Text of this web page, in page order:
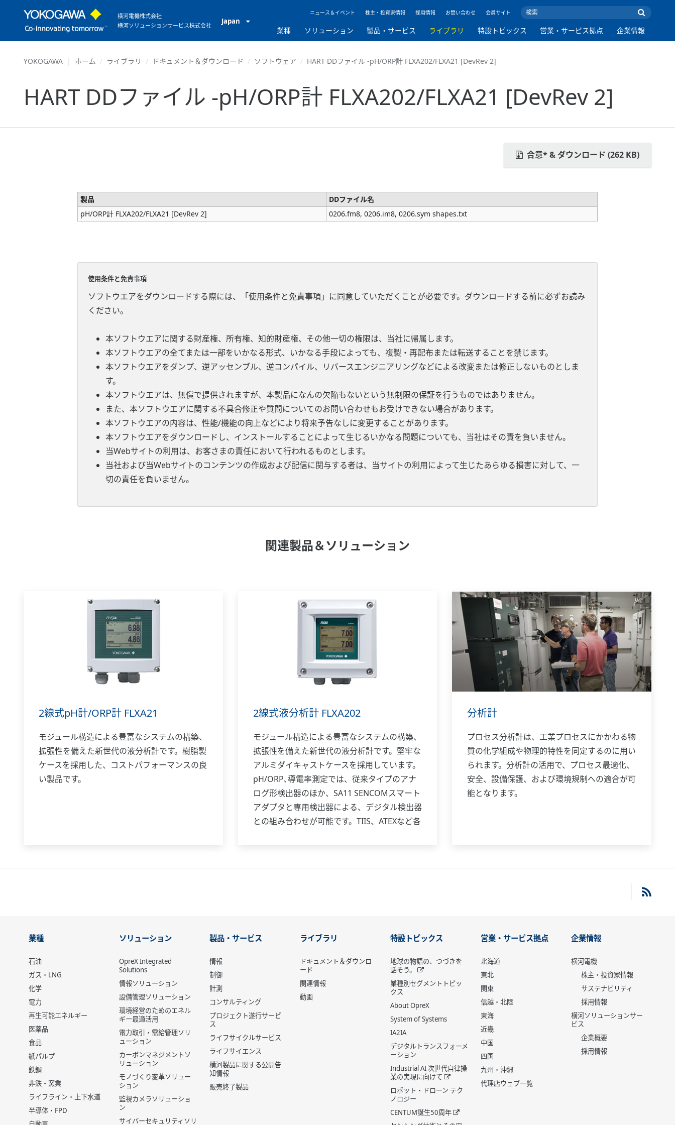
横河電機株式会社
横河ソリューションサービス株式会社
Japan
ニュース＆イベント 株主・投資家情報 採用情報 お問い合わせ 会員サイト
業種 ソリューション 製品・サービス ライブラリ 特設トピックス 営業・サービス拠点 企業情報
YOKOGAWA ホーム ライブラリ ドキュメント＆ダウンロード ソフトウェア HART DDファイル -pH/ORP計 FLXA202/FLXA21 [DevRev 2]
HART DDファイル -pH/ORP計 FLXA202/FLXA21 [DevRev 2]
合意* & ダウンロード (262 KB)
製品
DDファイル名
pH/ORP計 FLXA202/FLXA21 [DevRev 2]
0206.fm8, 0206.im8, 0206.sym shapes.txt
使用条件と免責事項
ソフトウエアをダウンロードする際には、「使用条件と免責事項」に同意していただくことが必要です。ダウンロードする前に必ずお読み
ください。
本ソフトウエアに関する財産権、所有権、知的財産権、その他一切の権限は、当社に帰属します。
本ソフトウエアの全てまたは一部をいかなる形式、いかなる手段によっても、複製・再配布または転送することを禁じます。
本ソフトウエアをダンプ、逆アッセンブル、逆コンパイル、リバースエンジニアリングなどによる改変または修正しないものとしま
す。
本ソフトウエアは、無償で提供されますが、本製品になんの欠陥もないという無制限の保証を行うものではありません。
また、本ソフトウエアに関する不具合修正や質問についてのお問い合わせもお受けできない場合があります。
本ソフトウエアの内容は、性能/機能の向上などにより将来予告なしに変更することがあります。
本ソフトウエアをダウンロードし、インストールすることによって生じるいかなる問題についても、当社はその責を負いません。
当Webサイトの利用は、お客さまの責任において行われるものとします。
当社および当Webサイトのコンテンツの作成および配信に関与する者は、当サイトの利用によって生じたあらゆる損害に対して、一
切の責任を負いません。
関連製品＆ソリューション
2線式pH計/ORP計 FLXA21
モジュール構造による豊富なシステムの構築、
拡張性を備えた新世代の液分析計です。樹脂製
ケースを採用した、コストパフォーマンスの良
い製品です。
2線式液分析計 FLXA202
モジュール構造による豊富なシステムの構築、
拡張性を備えた新世代の液分析計です。堅牢な
アルミダイキャストケースを採用しています。
pH/ORP､導電率測定では、従来タイプのアナ
ログ形検出器のほか、SA11 SENCOMスマート
アダプタと専用検出器による、デジタル検出器
との組み合わせが可能です。TIIS、ATEXなど各
分析計
プロセス分析計は、工業プロセスにかかわる物
質の化学組成や物理的特性を同定するのに用い
られます。分析計の活用で、プロセス最適化、
安全、設備保護、および環境規制への適合が可
能となります。
業種
石油
ガス・LNG
化学
電力
再生可能エネルギー
医薬品
食品
紙パルプ
鉄鋼
非鉄・窯業
ライフライン・上下水道
半導体・FPD
ソリューション
OpreX Integrated
Solutions
情報ソリューション
設備管理ソリューション
環境経営のためのエネル
ギー最適活用
電力取引・需給管理ソリ
ューション
カーボンマネジメントソ
リューション
モノづくり変革ソリュー
ション
監視カメラソリューショ
ン
サイバーセキュリティソリ
製品・サービス
情報
制御
計測
コンサルティング
プロジェクト遂行サービ
ス
ライフサイクルサービス
ライフサイエンス
横河製品に関する公開告
知情報
販売終了製品
ライブラリ
ドキュメント＆ダウンロ
ード
関連情報
動画
特設トピックス
地球の物語の、つづきを
話そう。
業種別セグメントトピッ
クス
About OpreX
System of Systems
IA2IA
デジタルトランスフォーメ
ーション
Industrial AI 次世代自律操
業の実現に向けて
ロボット・ドローン テク
ノロジー
CENTUM誕生50周年
営業・サービス拠点
北海道
東北
関東
信越・北陸
東海
近畿
中国
四国
九州・沖縄
代理店ウェブ一覧
企業情報
横河電機
株主・投資家情報
サステナビリティ
採用情報
横河ソリューションサー
ビス
企業概要
採用情報